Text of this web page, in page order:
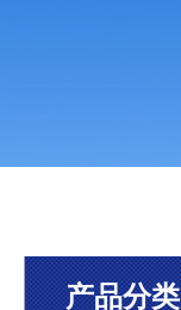
产品分类